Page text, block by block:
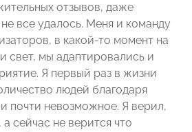
отзывов, даже
все удалось. Меня и команду
в какой-то момент на
свет, мы адаптировались и
Я первый раз в жизни
людей благодаря
почти невозможное. Я верил,
сейчас не верится что